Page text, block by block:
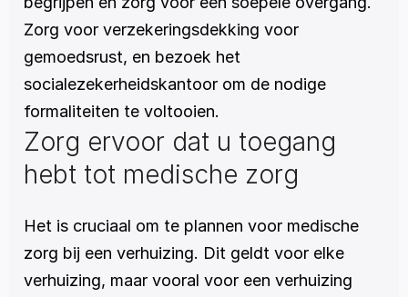
Zorg voor verzekeringsdekking voor
gemoedsrust, en bezoek het
socialezekerheidskantoor om de nodige
formaliteiten te voltooien.
Zorg ervoor dat u toegang
hebt tot medische zorg
Het is cruciaal om te plannen voor medische
zorg bij een verhuizing. Dit geldt voor elke
verhuizing, maar vooral voor een verhuizing